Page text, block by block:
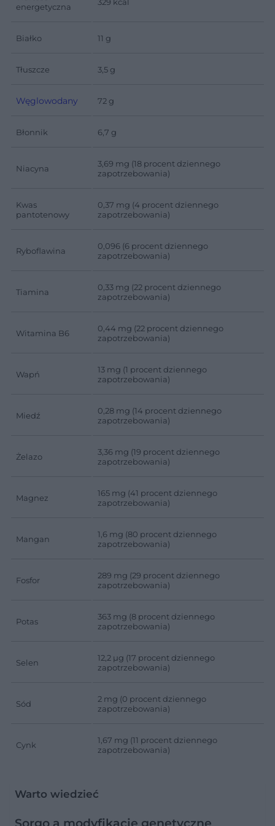
energetyczna
Białko 11 g
Tłuszcze 3,5 g
Węglowodany 72 g
Błonnik 6,7 g
Niacyna
3,69 mg (18 procent dziennego
zapotrzebowania)
Kwas
pantotenowy
0,37 mg (4 procent dziennego
zapotrzebowania)
Ryboflawina
0,096 (6 procent dziennego
zapotrzebowania)
Tiamina
0,33 mg (22 procent dziennego
zapotrzebowania)
Witamina B6
0,44 mg (22 procent dziennego
zapotrzebowania)
Wapń
13 mg (1 procent dziennego
zapotrzebowania)
Miedź
0,28 mg (14 procent dziennego
zapotrzebowania)
Żelazo
3,36 mg (19 procent dziennego
zapotrzebowania)
Magnez
165 mg (41 procent dziennego
zapotrzebowania)
Mangan
1,6 mg (80 procent dziennego
zapotrzebowania)
Fosfor
289 mg (29 procent dziennego
zapotrzebowania)
Potas
363 mg (8 procent dziennego
zapotrzebowania)
Selen
12,2 µg (17 procent dziennego
zapotrzebowania)
Sód
2 mg (0 procent dziennego
zapotrzebowania)
Cynk
1,67 mg (11 procent dziennego
zapotrzebowania)
Warto wiedzieć
Sorgo a modyfikacje genetyczne